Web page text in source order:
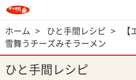
ホーム > ひと手間レシピ >
【
雪舞うチーズみそラーメン
ひと手間レシピ